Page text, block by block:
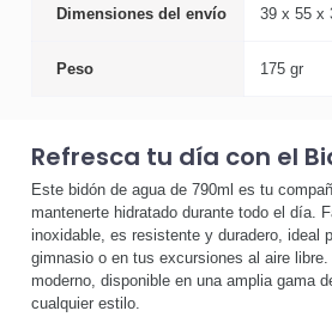
Dimensiones del envío 39 x 55 x
Peso 175 gr
Refresca tu día con el
Este bidón de agua de 790ml es tu
mantenerte hidratado durante todo el día.
inoxidable, es resistente y duradero, ideal
gimnasio o en tus excursiones al aire
moderno, disponible en una amplia gama
cualquier estilo.